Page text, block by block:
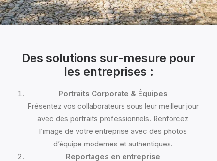
Des solutions sur-mesure pour
les entreprises :
Portraits Corporate & Équipes
Présentez vos collaborateurs sous leur meilleur jour
avec des portraits professionnels. Renforcez
l’image de votre entreprise avec des photos
d’équipe modernes et authentiques.
Reportages en entreprise